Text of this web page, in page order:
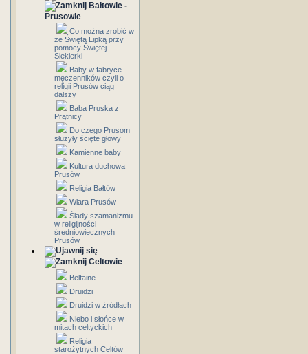
Bałtowie -
Prusowie
Co można zrobić w
ze Świętą Lipką przy
pomocy Świętej
Siekierki
Baby w fabryce
męczenników czyli o
religii Prusów ciąg
dalszy
Baba Pruska z
Prątnicy
Do czego Prusom
służyły ścięte głowy
Kamienne baby
Kultura duchowa
Prusów
Religia Bałtów
Wiara Prusów
Ślady szamanizmu
w religijności
średniowiecznych
Prusów
Celtowie
Beltaine
Druidzi
Druidzi w źródłach
Niebo i słońce w
mitach celtyckich
Religia
starożytnych Celtów